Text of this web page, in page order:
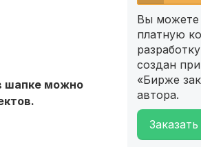
шапке можно
Вы можете
платную
создан
«Бирже
автора.